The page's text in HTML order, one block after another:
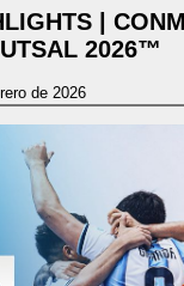
|
2026™
de 2026